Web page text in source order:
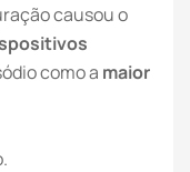
causou o
como a maior